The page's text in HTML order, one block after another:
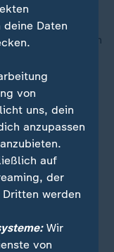
Spitze geht
Spitze und auch
kandidiert
Auch
ist offen.
Die alte JA
wovon etwa
bei der Jugend
Für die AfD
- sie
deine Daten
von
uns, dein
anzupassen
auf
der
Dritten werden
Wir
von